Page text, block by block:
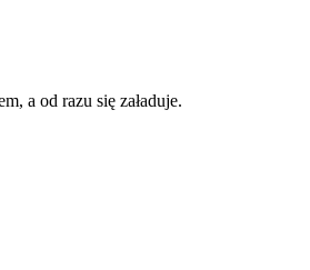
a od razu się załaduje.